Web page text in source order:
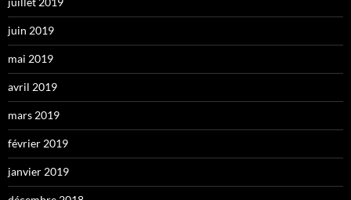
juin 2019
mai 2019
avril 2019
mars 2019
février 2019
janvier 2019